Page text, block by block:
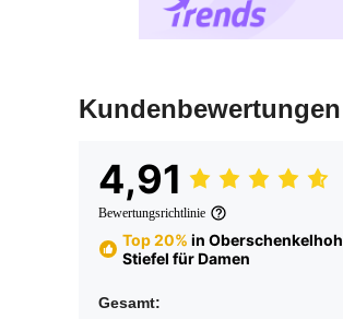
Kundenbewertungen
4,91
Bewertungsrichtlinie
Top 20% in
Stiefel für Damen
Gesamt: